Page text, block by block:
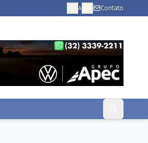
A Contato